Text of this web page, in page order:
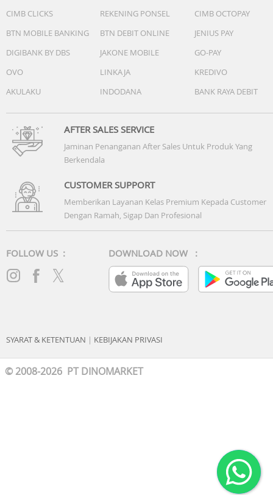
CIMB CLICKS
REKENING PONSEL
CIMB OCTOPAY
BTN MOBILE BANKING
BTN DEBIT ONLINE
JENIUS PAY
DIGIBANK BY DBS
JAKONE MOBILE
GO-PAY
OVO
LINKAJA
KREDIVO
AKULAKU
INDODANA BANK RAYA DEBIT
AFTER SALES SERVICE
Jaminan Penanganan After Sales Untuk Produk Yang
Berkendala
CUSTOMER SUPPORT
Memberikan Layanan Kelas Premium Kepada Customer
Dengan Ramah, Sigap Dan Profesional
FOLLOW US : DOWNLOAD NOW :
SYARAT & KETENTUAN | KEBIJAKAN PRIVASI
© 2008-2026 PT DINOMARKET